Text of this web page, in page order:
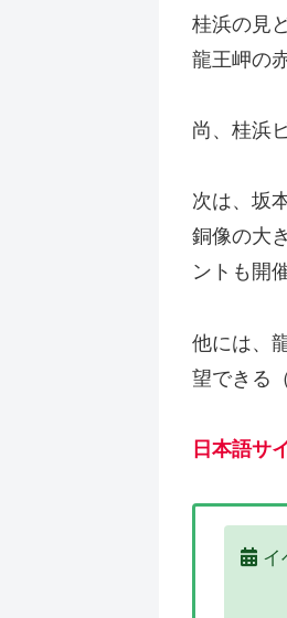
桂浜の見
龍王岬の
尚、桂浜
次は、坂
銅像の大
ントも開
他には、
望できる
日本語サ
イ